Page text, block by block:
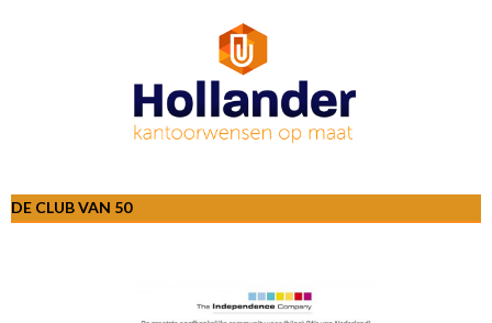
DE CLUB VAN 50